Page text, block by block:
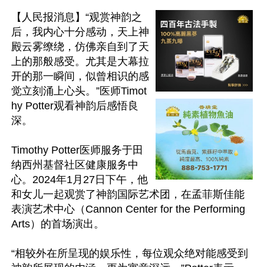
【人民报消息】“观赏神韵之
后，我内心十分感动，天上神
殿云雾缭绕，仿佛亲自到了天
上的那般感受。尤其是大幕拉
开的那一瞬间，似曾相识的感
觉立刻涌上心头。”医师Timot
hy Potter观看神韵后感悟良
深。
Timothy Potter医师服务于田
纳西州基督社区健康服务中
心。2024年1月27日下午，他
和女儿一起观赏了神韵国际艺术团，在孟菲斯佳能
表演艺术中心（Cannon Center for the Performing
Arts）的首场演出。
“相较外在所呈现的娱乐性，每位观众绝对能感受到